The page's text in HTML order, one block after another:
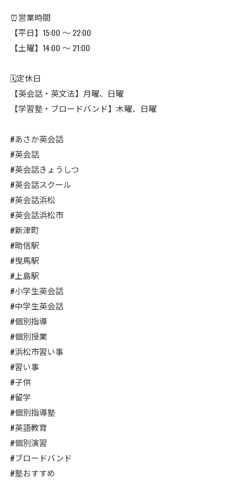
⏰営業時間
【平日】15:00 〜 22:00
【土曜】14:00 〜 21:00
🗓️定休日
【英会話・英文法】月曜、日曜
【学習塾・ブロードバンド】木曜、日曜
#あさか英会話
#英会話
#英会話きょうしつ
#英会話スクール
#英会話浜松
#英会話浜松市
#新津町
#助信駅
#曳馬駅
#上島駅
#小学生英会話
#中学生英会話
#個別指導
#個別授業
#浜松市習い事
#習い事
#子供
#留学
#個別指導塾
#英語教育
#個別演習
#ブロードバンド
#塾おすすめ